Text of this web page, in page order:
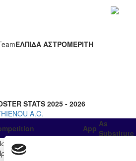
ΕΛΠΙΔΑ ΑΣΤΡΟΜΕΡΙΤΗ
STATS 2025 - 2026
A.C.
App As
Substitute
Futsal